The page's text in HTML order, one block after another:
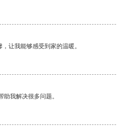
让我能够感受到家的温暖。
我解决很多问题。